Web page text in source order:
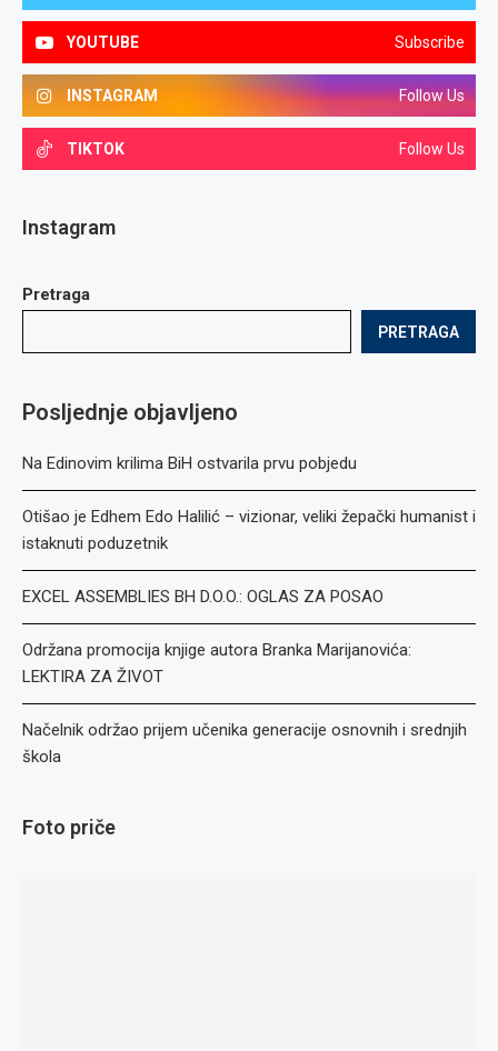
YOUTUBE Subscribe
INSTAGRAM Follow Us
TIKTOK Follow Us
Instagram
Pretraga
PRETRAGA
Posljednje objavljeno
Na Edinovim krilima BiH ostvarila prvu pobjedu
Otišao je Edhem Edo Halilić – vizionar, veliki žepački humanist i
istaknuti poduzetnik
EXCEL ASSEMBLIES BH D.O.O.: OGLAS ZA POSAO
Održana promocija knjige autora Branka Marijanovića:
LEKTIRA ZA ŽIVOT
Načelnik održao prijem učenika generacije osnovnih i srednjih
škola
Foto priče